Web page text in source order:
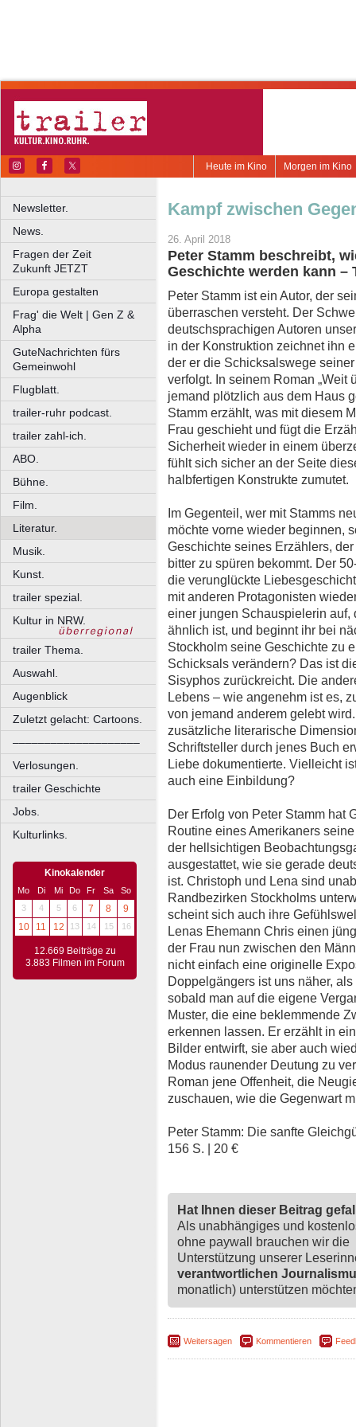
Morgen im Kino
Heute im Kino
Newsletter.
News.
Fragen der Zeit
Zukunft JETZT
Europa gestalten
Frag' die Welt | Gen Z &
Alpha
GuteNachrichten fürs
Gemeinwohl
Flugblatt.
trailer-ruhr podcast.
trailer zahl-ich.
ABO.
Bühne.
Film.
Literatur.
Musik.
Kunst.
trailer spezial.
Kultur in NRW.
trailer Thema.
Auswahl.
Augenblick
Zuletzt gelacht: Cartoons.
––––––––––––––––––––
Verlosungen.
trailer Geschichte
Jobs.
Kulturlinks.
Kinokalender
Mo Di Mi Do Fr Sa
So
3
4 5 6 7 8
9
10
11 12 13 14 15 16
12.669 Beiträge zu
3.883 Filmen im Forum
Kampf zwischen
26. April 2018
Peter Stamm beschreibt,
Geschichte werden kann –
Peter Stamm ist ein Autor, der
überraschen versteht. Der
deutschsprachigen Autoren
in der Konstruktion zeichnet ihn
der er die Schicksalswege
verfolgt. In seinem Roman „Weit
jemand plötzlich aus dem Haus
Stamm erzählt, was mit diesem
Frau geschieht und fügt die
Sicherheit wieder in einem
fühlt sich sicher an der Seite
halbfertigen Konstrukte zumutet.
Im Gegenteil, wer mit Stamms
möchte vorne wieder beginnen,
Geschichte seines Erzählers,
bitter zu spüren bekommt. Der
die verunglückte
mit anderen Protagonisten
einer jungen Schauspielerin
ähnlich ist, und beginnt ihr bei
Stockholm seine Geschichte zu
Schicksals verändern? Das ist
Sisyphos zurückreicht. Die
Lebens – wie angenehm ist es,
von jemand anderem gelebt
zusätzliche literarische
Schriftsteller durch jenes Buch
Liebe dokumentierte. Vielleicht
auch eine Einbildung?
Der Erfolg von Peter Stamm hat
Routine eines Amerikaners
der hellsichtigen
ausgestattet, wie sie gerade
ist. Christoph und Lena sind
Randbezirken Stockholms
scheint sich auch ihre
Lenas Ehemann Chris einen
der Frau nun zwischen den
nicht einfach eine originelle
Doppelgängers ist uns näher,
sobald man auf die eigene
Muster, die eine beklemmende
erkennen lassen. Er erzählt in
Bilder entwirft, sie aber auch
Modus raunender Deutung zu
Roman jene Offenheit, die
zuschauen, wie die Gegenwart
Peter Stamm: Die sanfte
156 S. | 20 €
Hat Ihnen dieser Beitrag
Als unabhängiges und
ohne paywall brauchen wir die
Unterstützung unserer
verantwortlichen
monatlich) unterstützen
Weitersagen Kommentieren